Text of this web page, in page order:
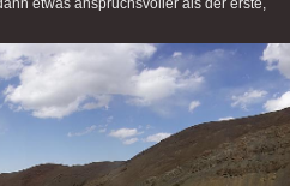
etwas anspruchsvoller als der erste,